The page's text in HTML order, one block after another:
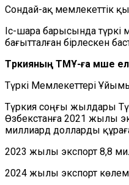
Сондай-ақ мемлекеттік
Іс-шара барысында түркі
бағытталған бірлескен
Түркияның ТМҰ-ға мүше
Түркі Мемлекеттері Ұйымы
Түркия соңғы жылдары
Өзбекстанға 2021 жылы
миллиард долларды құра
2023 жылы экспорт 8,8
2024 жылы экспорт